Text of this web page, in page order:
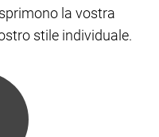
la vostra
stile individuale.